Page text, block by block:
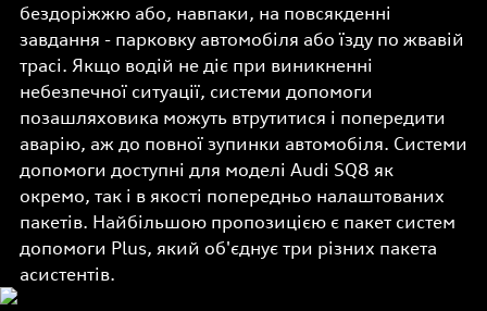
бездоріжжю або, навпаки, на повсякденні
завдання - парковку автомобіля або їзду по жвавій
трасі. Якщо водій не діє при виникненні
небезпечної ситуації, системи допомоги
позашляховика можуть втрутитися і попередити
аварію, аж до повної зупинки автомобіля. Системи
допомоги доступні для моделі Audi SQ8 як
окремо, так і в якості попередньо налаштованих
пакетів. Найбільшою пропозицією є пакет систем
допомоги Plus, який об'єднує три різних пакета
асистентів.